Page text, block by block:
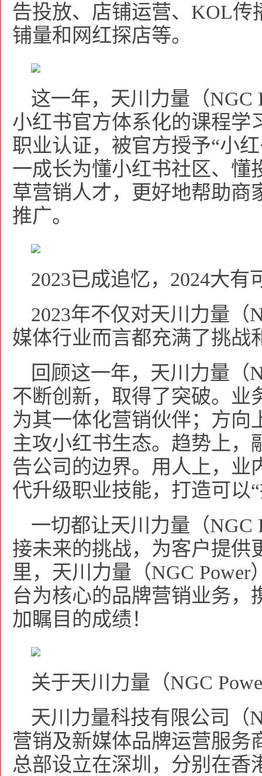
告投放、店铺运营、KOL传
铺量和网红探店等。
这一年，天川力量（NGC
小红书官方体系化的课程学
职业认证，被官方授予“小
一成长为懂小红书社区、懂
草营销人才，更好地帮助商
推广。
2023已成追忆，2024大有
2023年不仅对天川力量（
媒体行业而言都充满了挑战
回顾这一年，天川力量（
不断创新，取得了突破。业
为其一体化营销伙伴；方向
主攻小红书生态。趋势上
告公司的边界。用人上，业
代升级职业技能，打造可以
一切都让天川力量（NGC
接未来的挑战，为客户提供
里，天川力量（NGC
台为核心的品牌营销业务，
加瞩目的成绩！
关于天川力量（NGC
天川力量科技有限公司（
营销及新媒体品牌运营服务
总部设立在深圳，分别在香